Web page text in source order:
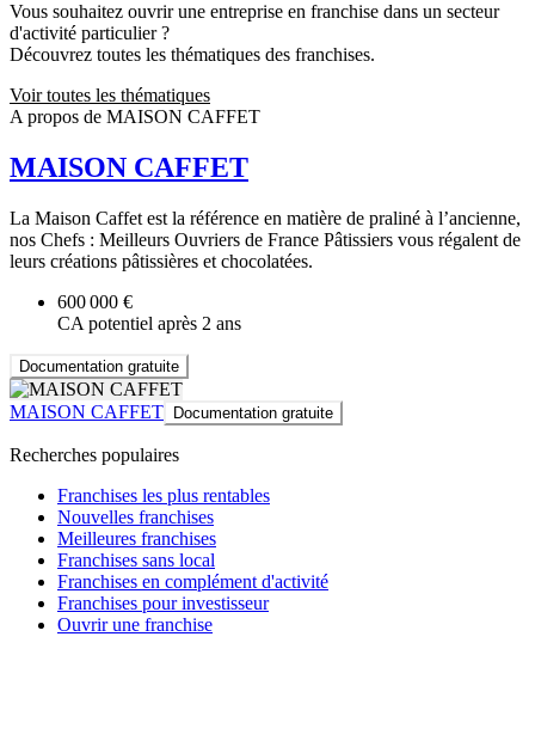
Vous souhaitez ouvrir une entreprise en franchise dans un secteur
d'activité particulier ?
Découvrez toutes les thématiques des franchises.
Voir toutes les thématiques
A propos de MAISON CAFFET
MAISON CAFFET
La Maison Caffet est la référence en matière de praliné à l’ancienne,
nos Chefs : Meilleurs Ouvriers de France Pâtissiers vous régalent de
leurs créations pâtissières et chocolatées.
600 000 €
CA potentiel après 2 ans
Documentation gratuite
MAISON CAFFET Documentation gratuite
Recherches populaires
Franchises les plus rentables
Nouvelles franchises
Meilleures franchises
Franchises sans local
Franchises en complément d'activité
Franchises pour investisseur
Ouvrir une franchise